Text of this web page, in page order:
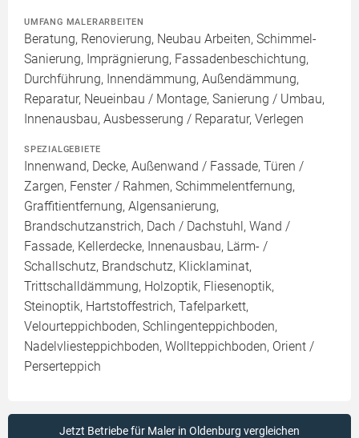
UMFANG MALERARBEITEN
Beratung, Renovierung, Neubau Arbeiten, Schimmel-
Sanierung, Imprägnierung, Fassadenbeschichtung,
Durchführung, Innendämmung, Außendämmung,
Reparatur, Neueinbau / Montage, Sanierung / Umbau,
Innenausbau, Ausbesserung / Reparatur, Verlegen
SPEZIALGEBIETE
Innenwand, Decke, Außenwand / Fassade, Türen /
Zargen, Fenster / Rahmen, Schimmelentfernung,
Graffitientfernung, Algensanierung,
Brandschutzanstrich, Dach / Dachstuhl, Wand /
Fassade, Kellerdecke, Innenausbau, Lärm- /
Schallschutz, Brandschutz, Klicklaminat,
Trittschalldämmung, Holzoptik, Fliesenoptik,
Steinoptik, Hartstoffestrich, Tafelparkett,
Velourteppichboden, Schlingenteppichboden,
Nadelvliesteppichboden, Wollteppichboden, Orient /
Perserteppich
Jetzt Betriebe für Maler in Oldenburg vergleichen